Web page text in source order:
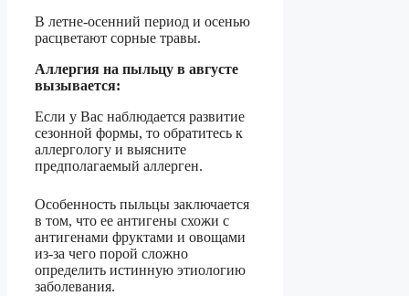
В летне-осенний период и осенью
расцветают сорные травы.
Аллергия на пыльцу в августе
вызывается:
Если у Вас наблюдается развитие
сезонной формы, то обратитесь к
аллергологу и выясните
предполагаемый аллерген.
Особенность пыльцы заключается
в том, что ее антигены схожи с
антигенами фруктами и овощами
из-за чего порой сложно
определить истинную этиологию
заболевания.